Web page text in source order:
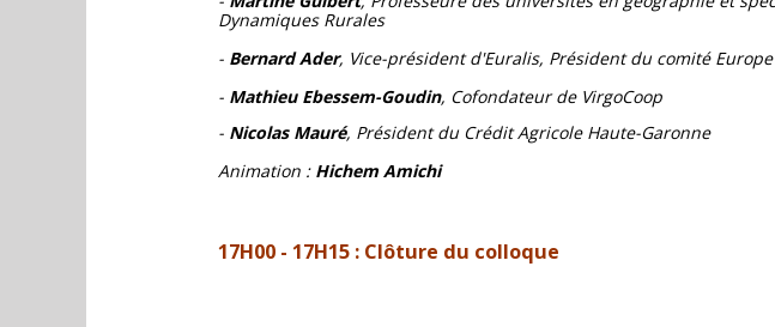
Dynamiques Rurales
- Bernard Ader, Vice-président d'Euralis, Président du comité
- Mathieu Ebessem-Goudin, Cofondateur de VirgoCoop
- Nicolas Mauré, Président du Crédit Agricole Haute-Garonne
Animation : Hichem Amichi
17H00 - 17H15 : Clôture du colloque